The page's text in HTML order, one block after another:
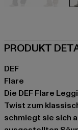
PRODUKT
DEF
Flare
Die DEF Flare
Twist zum
schmiegt sie sich